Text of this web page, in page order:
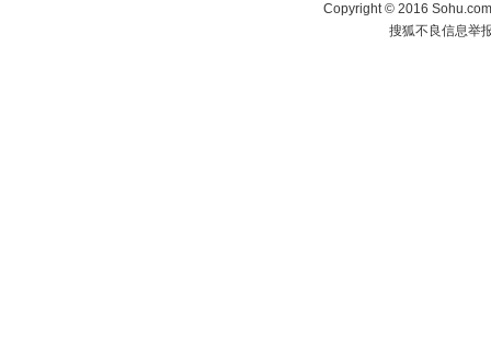
Copyright©2016
搜狐不良信息举